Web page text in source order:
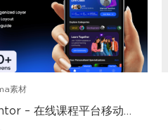
素材
– 在线课程平台移动应